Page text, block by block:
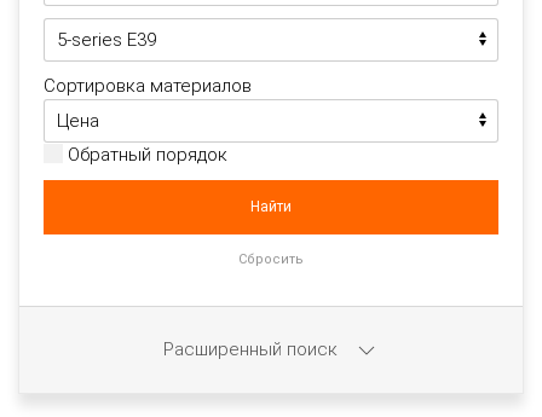
Сортировка материалов
Обратный порядок
Расширенный поиск